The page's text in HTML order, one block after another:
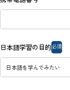
日本語学習の目的必須